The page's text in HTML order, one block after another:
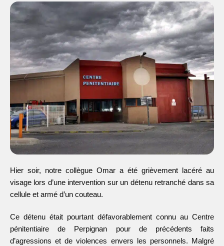
Hier soir, notre collègue Omar a été grièvement lacéré au
visage lors d’une intervention sur un détenu retranché dans sa
cellule et armé d’un couteau.
Ce détenu était pourtant défavorablement connu au Centre
pénitentiaire de Perpignan pour de précédents faits
d’agressions et de violences envers les personnels. Malgré